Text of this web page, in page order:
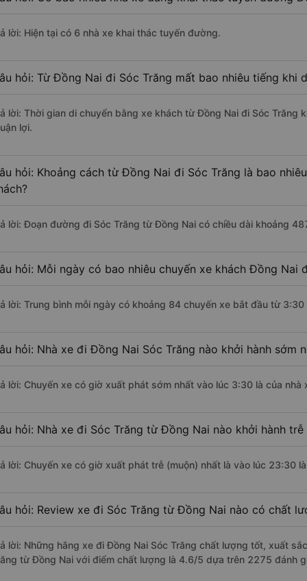
lời: Hiện tại có 6 nhà xe khai thác tuyến đường.
hỏi: Từ Đồng Nai đi Sóc Trăng mất bao nhiêu tiếng khi
lời: Thời gian di chuyển bằng xe khách từ Đồng Nai đi Sóc Trăng
lợi.
hỏi: Khoảng cách từ Đồng Nai đi Sóc Trăng là bao
lời: Đoạn đường đi Sóc Trăng từ Đồng Nai có chiều dài khoảng
hỏi: Mỗi ngày có bao nhiêu chuyến xe khách Đồng Nai
lời: Trung bình mỗi ngày có khoảng 84 chuyến xe bắt đầu từ
hỏi: Nhà xe đi Đồng Nai Sóc Trăng nào khởi hành sớm
lời: Chuyến xe có giờ xuất phát sớm nhất vào lúc 3:30 là của nhà
hỏi: Nhà xe đi Sóc Trăng từ Đồng Nai nào khởi hành trễ
lời: Chuyến xe có giờ xuất phát trễ (muộn) nhất là vào lúc 23:30
hỏi: Review xe đi Sóc Trăng từ Đồng Nai nào có chất
lời: Những hãng xe đi Đồng Nai Sóc Trăng chất lượng tốt, xuất
từ Đồng Nai với điểm chất lượng là 4.6/5 dựa trên 2275 đánh